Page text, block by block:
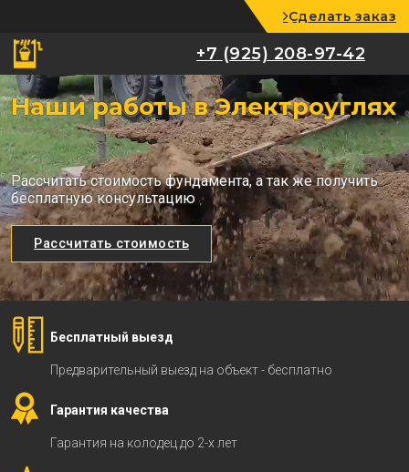
+7 (925) 208-97-42
Сделать заказ
+7 (925) 208-97-42
Наши работы в Электроуглях
Рассчитать стоимость фундамента, а так же получить
бесплатную консультацию
Рассчитать стоимость
Бесплатный выезд
Предварительный выезд на объект - бесплатно
Гарантия качества
Гарантия на колодец до 2-х лет